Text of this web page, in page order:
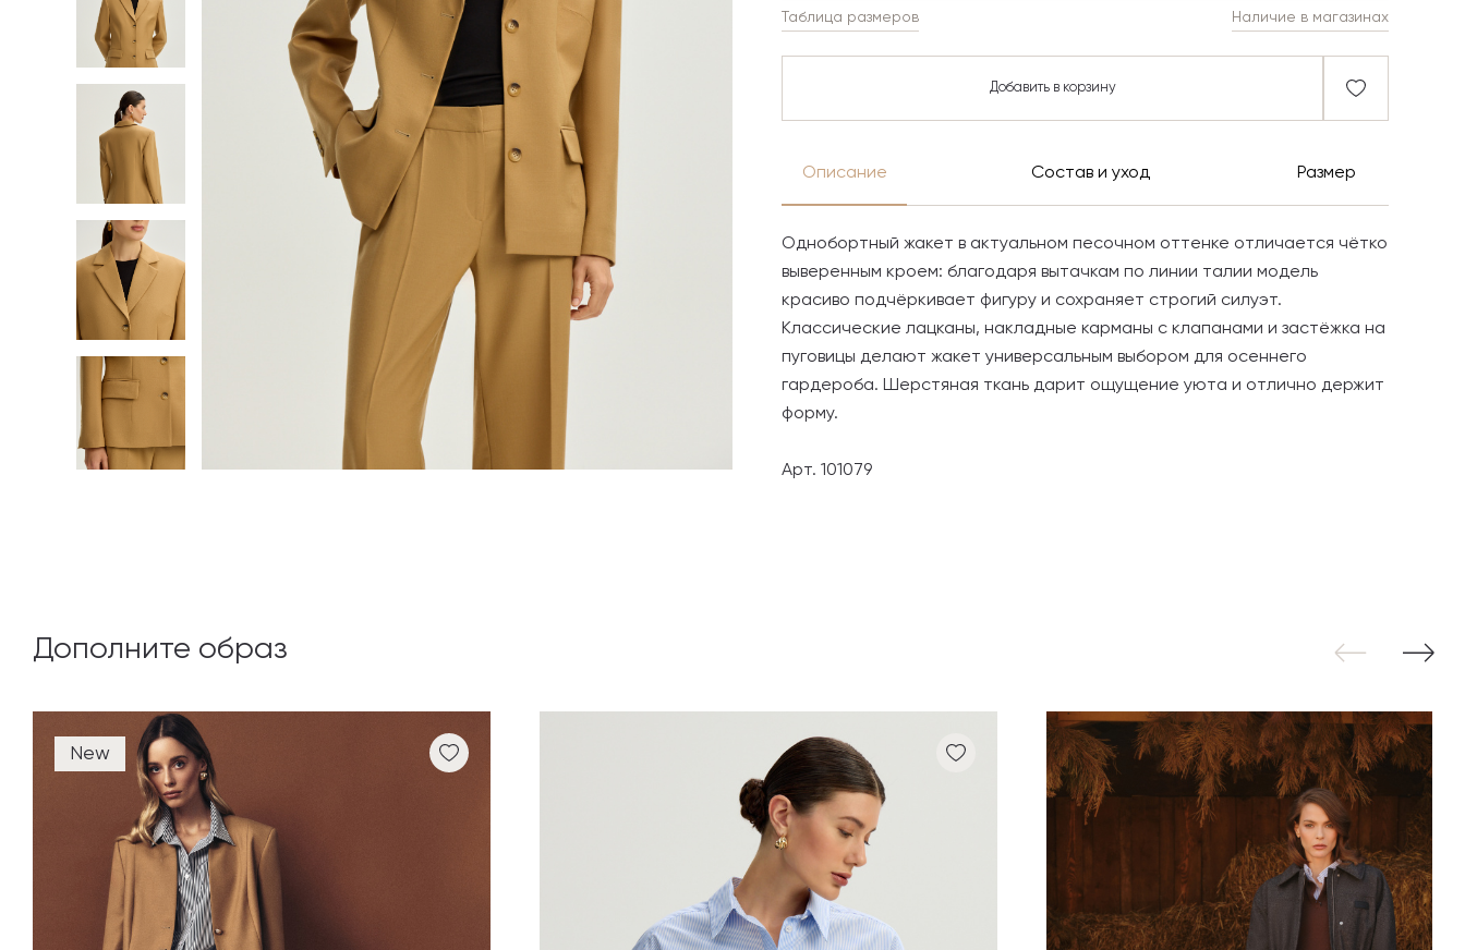
Таблица размеров Наличие в магазинах
Добавить в корзину
Описание Состав и уход Размер
Однобортный жакет в актуальном песочном оттенке отличается чётко
выверенным кроем: благодаря вытачкам по линии талии модель
красиво подчёркивает фигуру и сохраняет строгий силуэт.
Классические лацканы, накладные карманы с клапанами и застёжка на
пуговицы делают жакет универсальным выбором для осеннего
гардероба. Шерстяная ткань дарит ощущение уюта и отлично держит
форму.
Арт. 101079
Дополните образ